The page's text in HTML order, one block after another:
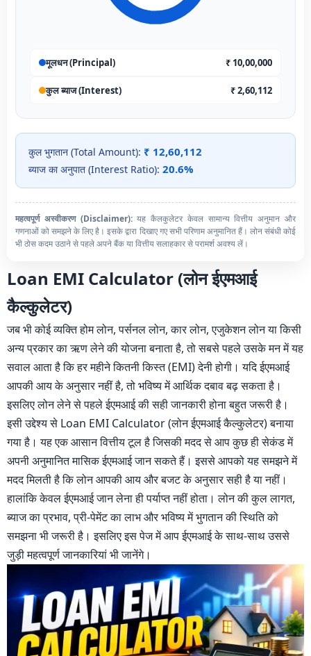
मूलधन (Principal) ₹ 10,00,000
कुल ब्याज (Interest) ₹ 2,60,112
कुल भुगतान (Total Amount): ₹ 12,60,112
ब्याज का अनुपात (Interest Ratio): 20.6%
महत्वपूर्ण अस्वीकरण (Disclaimer):यह कैलकुलेटर केवल सामान्य वित्तीय अनुमान और
गणनाओं को समझने के लिए है। इसके द्वारा दिखाए गए सभी परिणाम अनुमानित हैं। लोन संबंधी कोई
भी ठोस कदम उठाने से पहले अपने बैंक या वित्तीय सलाहकार से परामर्श अवश्य लें।
Loan EMI Calculator (लोन ईएमआई
कैल्कुलेटर)
जब भी कोई व्यक्ति होम लोन, पर्सनल लोन, कार लोन, एजुकेशन लोन या किसी
अन्य प्रकार का ऋण लेने की योजना बनाता है, तो सबसे पहले उसके मन में यह
सवाल आता है कि हर महीने कितनी किस्त (EMI) देनी होगी। यदि ईएमआई
आपकी आय के अनुसार नहीं है, तो भविष्य में आर्थिक दबाव बढ़ सकता है।
इसलिए लोन लेने से पहले ईएमआई की सही जानकारी होना बहुत जरूरी है।
इसी उद्देश्य से Loan EMI Calculator (लोन ईएमआई कैल्कुलेटर) बनाया
गया है। यह एक आसान वित्तीय टूल है जिसकी मदद से आप कुछ ही सेकंड में
अपनी अनुमानित मासिक ईएमआई जान सकते हैं। इससे आपको यह समझने में
मदद मिलती है कि लोन आपकी आय और बजट के अनुसार सही है या नहीं।
हालांकि केवल ईएमआई जान लेना ही पर्याप्त नहीं होता। लोन की कुल लागत,
ब्याज का प्रभाव, प्री-पेमेंट का लाभ और भविष्य में भुगतान की स्थिति को
समझना भी जरूरी है। इसलिए इस पेज में आप ईएमआई के साथ-साथ उससे
जुड़ी महत्वपूर्ण जानकारियां भी जानेंगे।